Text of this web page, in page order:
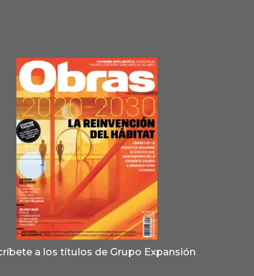
a los títulos de Grupo Expansión